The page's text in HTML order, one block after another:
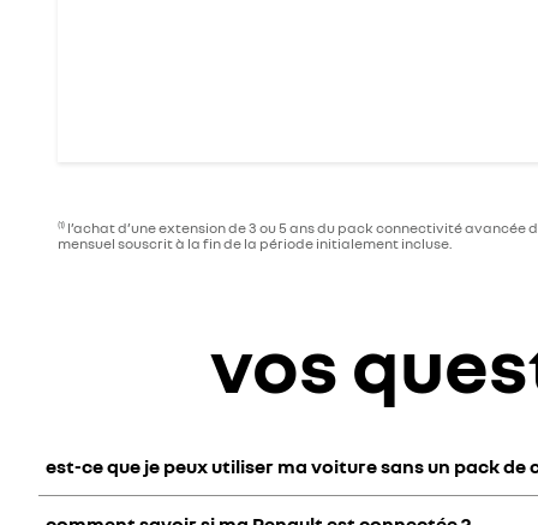
(1) l’achat d’une extension de 3 ou 5 ans du pack connectivité
mensuel souscrit à la fin de la période initialement incluse.
vos
est-ce que je peux utiliser ma voiture sans un pack de